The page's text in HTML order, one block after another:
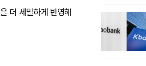
더 세밀하게 반영해